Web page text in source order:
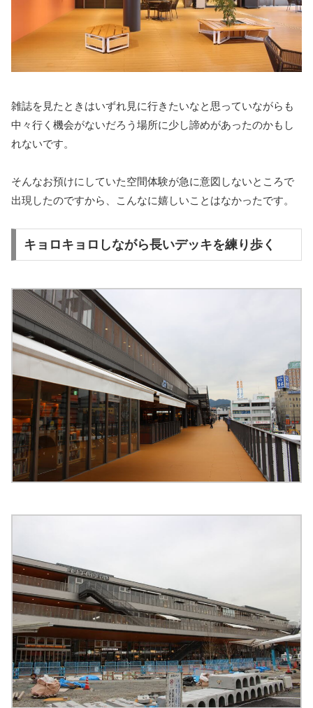
雑誌を見たときはいずれ見に行きたいなと思っていながらも
中々行く機会がないだろう場所に少し諦めがあったのかもし
れないです。
そんなお預けにしていた空間体験が急に意図しないところで
出現したのですから、こんなに嬉しいことはなかったです。
キョロキョロしながら長いデッキを練り歩く